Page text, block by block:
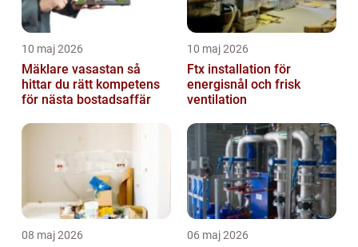
10 maj 2026
Mäklare vasastan så
hittar du rätt kompetens
för nästa bostadsaffär
10 maj 2026
Ftx installation för
energisnål och frisk
ventilation
08 maj 2026 06 maj 2026